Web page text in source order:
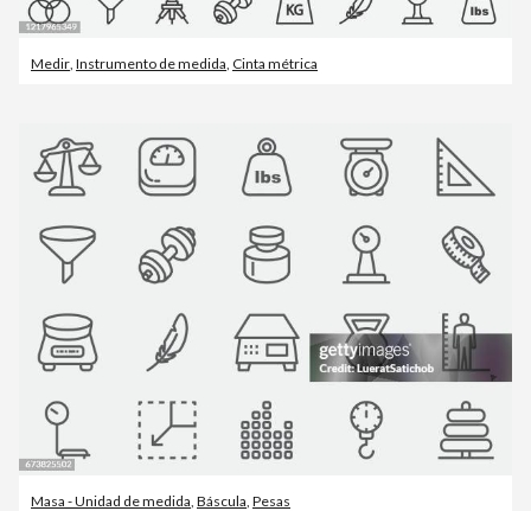
Medir Instrumento de medida Cinta métrica
Masa - Unidad de medida Báscula Pesas